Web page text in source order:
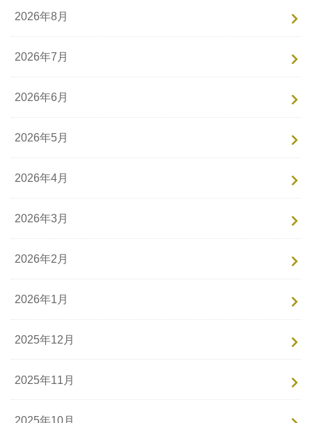
2026年8月
2026年7月
2026年6月
2026年5月
2026年4月
2026年3月
2026年2月
2026年1月
2025年12月
2025年11月
2025年10月